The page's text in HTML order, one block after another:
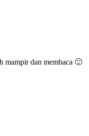
mampir dan membaca 🙂